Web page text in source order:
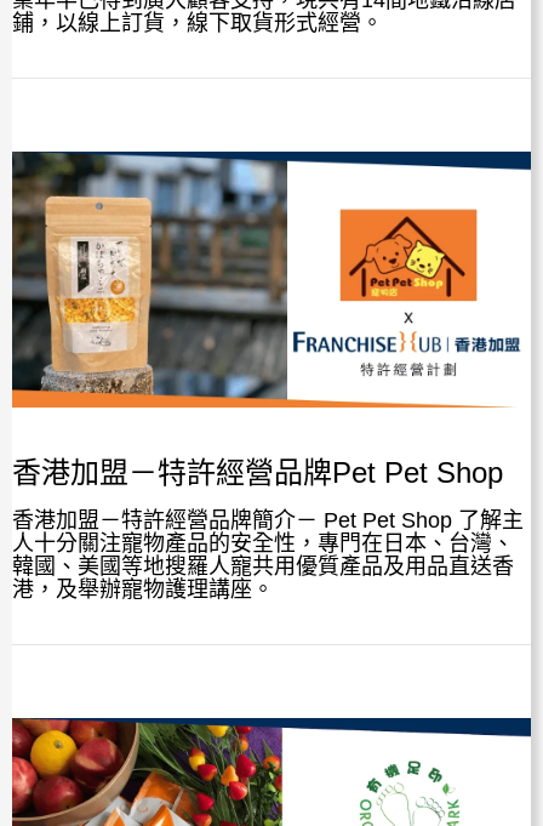
鋪，以線上訂貨，線下取貨形式經營。
香港加盟－特許經營品牌Pet Pet Shop
香港加盟－特許經營品牌簡介－ Pet Pet Shop 了解主
人十分關注寵物產品的安全性，專門在日本、台灣、
韓國、美國等地搜羅人寵共用優質產品及用品直送香
港，及舉辦寵物護理講座。